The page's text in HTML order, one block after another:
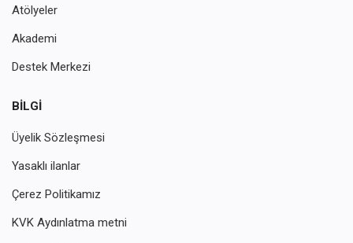
Atölyeler
Akademi
Destek Merkezi
BILGI
Üyelik Sözleşmesi
Yasaklı ilanlar
Çerez Politikamız
KVK Aydınlatma metni